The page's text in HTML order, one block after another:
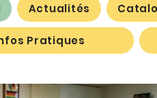
Actualités
Pratiques